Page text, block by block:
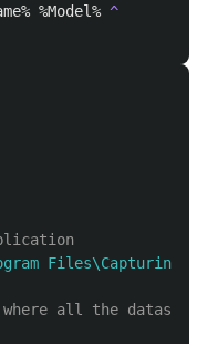
%Model%
Files\Capturing
all the